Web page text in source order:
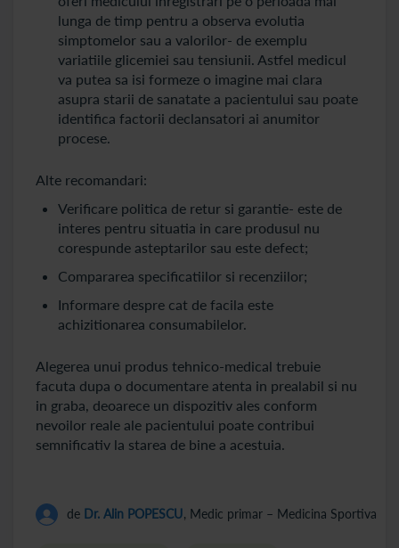
lunga de timp pentru a observa evolutia
simptomelor sau a valorilor- de exemplu
variatiile glicemiei sau tensiunii. Astfel medicul
va putea sa isi formeze o imagine mai clara
asupra starii de sanatate a pacientului sau poate
identifica factorii declansatori ai anumitor
procese.
Alte recomandari:
Verificare politica de retur si garantie- este de
interes pentru situatia in care produsul nu
corespunde asteptarilor sau este defect;
Compararea specificatiilor si recenziilor;
Informare despre cat de facila este
achizitionarea consumabilelor.
Alegerea unui produs tehnico-medical trebuie
facuta dupa o documentare atenta in prealabil si nu
in graba, deoarece un dispozitiv ales conform
nevoilor reale ale pacientului poate contribui
semnificativ la starea de bine a acestuia.
de Dr. Alin POPESCU, Medic primar – Medicina Sportiva